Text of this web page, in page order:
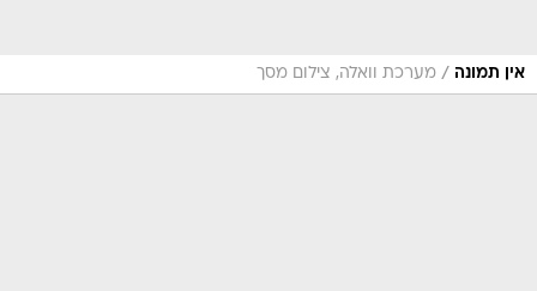
אין תמונה / מערכת וואלה, צילום מסך